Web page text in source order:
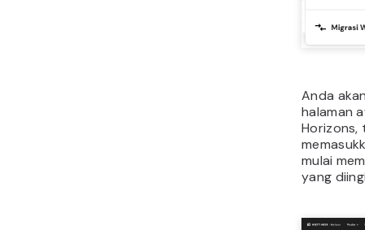
Anda
halaman
Horizons,
mulai
yang